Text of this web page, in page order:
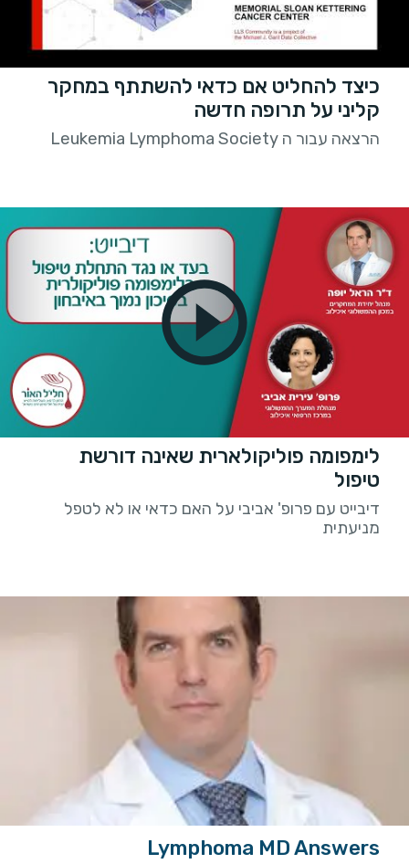
כיצד להחליט אם כדאי להשתתף במחקר
קליני על תרופה חדשה
הרצאה עבור ה Leukemia Lymphoma Society
לימפומה פוליקולארית שאינה דורשת
טיפול
דיבייט עם פרופ' אביבי על האם כדאי או לא לטפל
מניעתית
Lymphoma MD Answers